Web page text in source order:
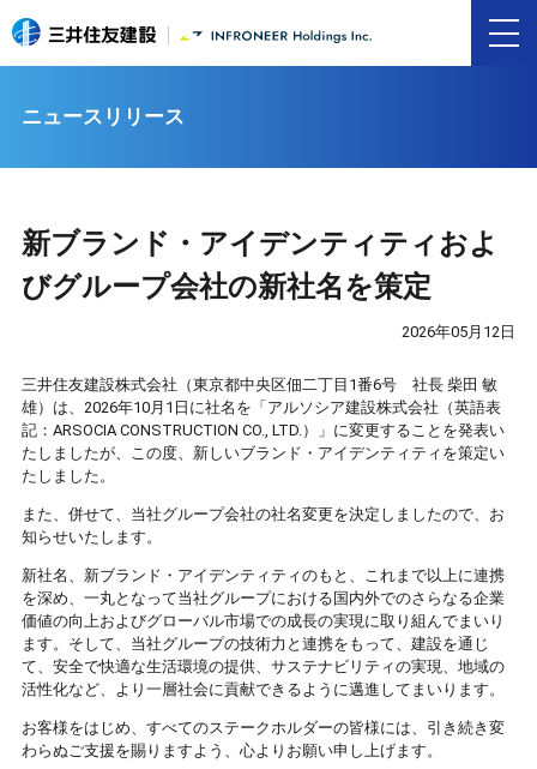
ニュースリリース
新ブランド・アイデンティティおよ
びグループ会社の新社名を策定
2026年05月12日
三井住友建設株式会社（東京都中央区佃二丁目1番6号 社長 柴田 敏
雄）は、2026年10月1日に社名を「アルソシア建設株式会社（英語表
記：ARSOCIA CONSTRUCTION CO., LTD.）」に変更することを発表い
たしましたが、この度、新しいブランド・アイデンティティを策定い
たしました。
また、併せて、当社グループ会社の社名変更を決定しましたので、お
知らせいたします。
新社名、新ブランド・アイデンティティのもと、これまで以上に連携
を深め、一丸となって当社グループにおける国内外でのさらなる企業
価値の向上およびグローバル市場での成長の実現に取り組んでまいり
ます。そして、当社グループの技術力と連携をもって、建設を通じ
て、安全で快適な生活環境の提供、サステナビリティの実現、地域の
活性化など、より一層社会に貢献できるように邁進してまいります。
お客様をはじめ、すべてのステークホルダーの皆様には、引き続き変
わらぬご支援を賜りますよう、心よりお願い申し上げます。